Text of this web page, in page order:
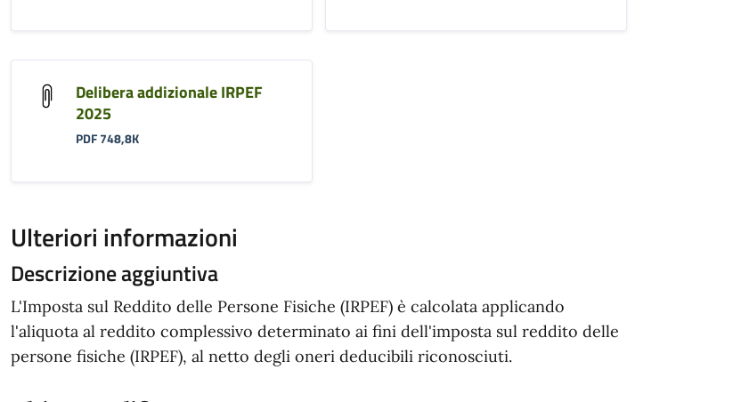
Delibera addizionale IRPEF
2025
PDF 748,8K
Ulteriori informazioni
Descrizione aggiuntiva
L'Imposta sul Reddito delle Persone Fisiche (IRPEF) è calcolata applicando
l'aliquota al reddito complessivo determinato ai fini dell'imposta sul reddito delle
persone fisiche (IRPEF), al netto degli oneri deducibili riconosciuti.